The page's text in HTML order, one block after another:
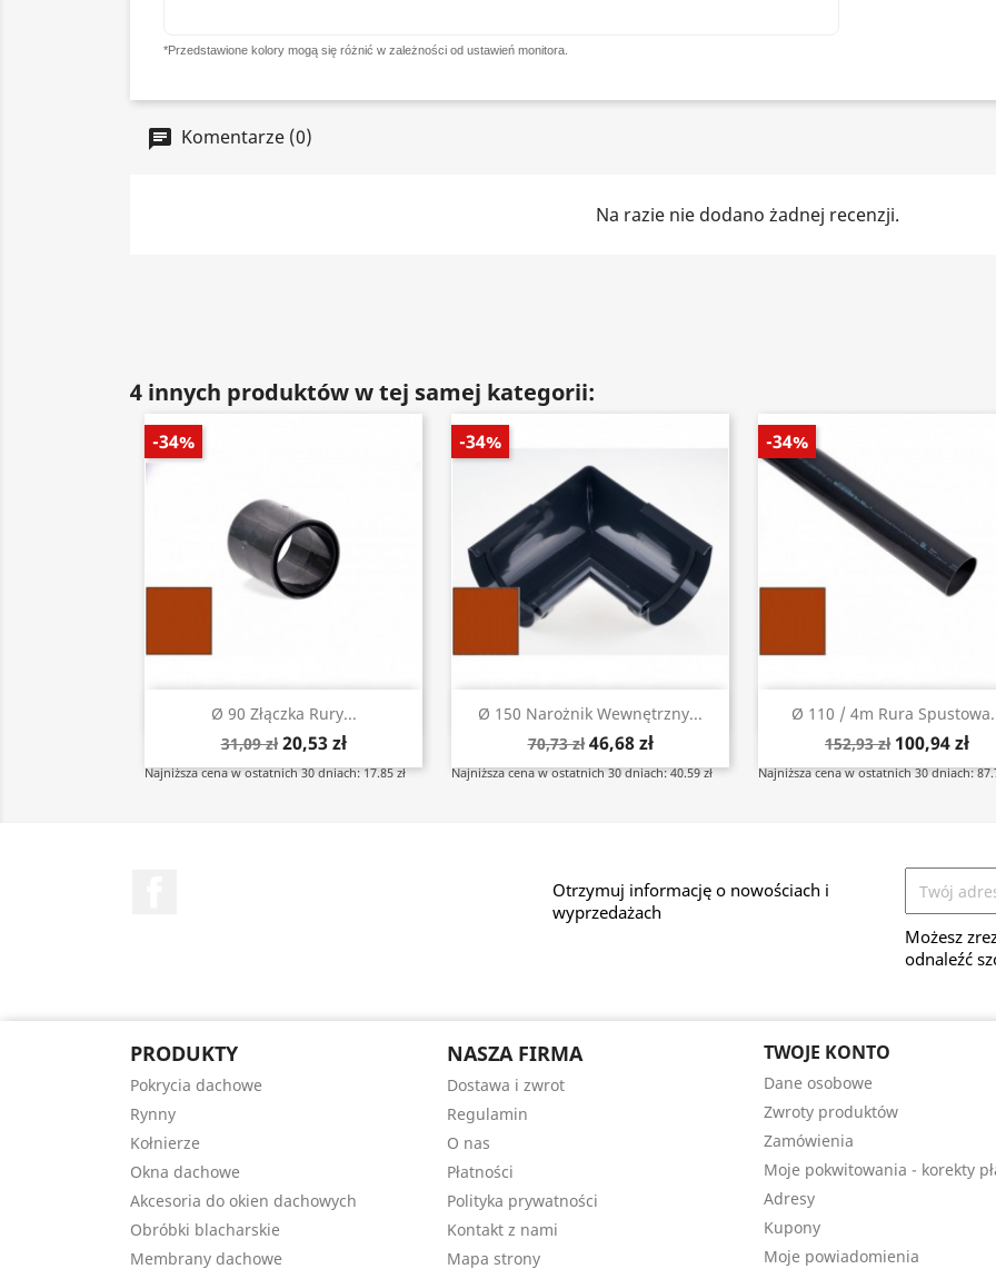
*Przedstawione kolory mogą się różnić w zależności od ustawień monitora.
Komentarze (0)
Na razie nie dodano żadnej recenzji.
4 innych produktów w tej samej kategorii:
Ø 90 Złączka Rury...
31,09 zł 20,53 zł
Najniższa cena w ostatnich 30 dniach: 17.85 zł
-34%
Szybki podgląd
Ø 150 Narożnik Wewnętrzny...
70,73 zł 46,68 zł
Najniższa cena w ostatnich 30 dniach: 40.59 zł
-34%
Szybki podgląd
Ø 110 / 4m Rura
152,93 zł 100,94 zł
Najniższa cena w ostatnich 30 dniach:
-34%
Szybki podgląd
Otrzymuj informację o nowościach i
wyprzedażach
Możesz
odnaleźć
PRODUKTY
Pokrycia dachowe
Rynny
Kołnierze
Okna dachowe
Akcesoria do okien dachowych
Obróbki blacharskie
Membrany dachowe
NASZA FIRMA
Dostawa i zwrot
Regulamin
O nas
Płatności
Polityka prywatności
Kontakt z nami
Mapa strony
TWOJE KONTO
Dane osobowe
Zwroty produktów
Zamówienia
Moje pokwitowania - korekty
Adresy
Kupony
Moje powiadomienia